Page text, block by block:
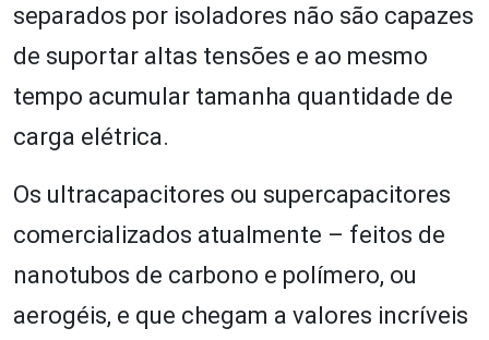
separados por isoladores não são capazes
de suportar altas tensões e ao mesmo
tempo acumular tamanha quantidade de
carga elétrica.
Os ultracapacitores ou supercapacitores
comercializados atualmente – feitos de
nanotubos de carbono e polímero, ou
aerogéis, e que chegam a valores incríveis